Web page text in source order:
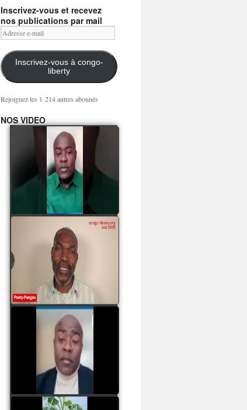
Inscrivez-vous et recevez
nos publications par mail
Adresse
e-
mail
Inscrivez-vous à congo-
liberty
Rejoignez les 1 214 autres abonnés
NOS VIDEO
Mingwa BIANGO : Ni
les mercenaires russes,
ni la garde présidentielle
ne mourront pour
Sassou Denis
watch video
POATY PANGOU
parle de la coquille vide
Collinet Makosso, des
assassinats des jeunes
par Serge OBOA
watch video
Sassou Nguesso est
revenu au pouvoir par
les armes, il ne quittera
le pouvoir que par la
force
watch video